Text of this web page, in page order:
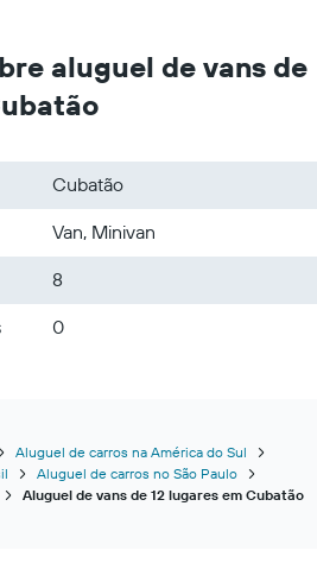
aluguel de vans de
Cubatão
Van, Minivan
8
0
Aluguel de carros na América do Sul
Aluguel de carros no São Paulo
Aluguel de vans de 12 lugares em Cubatão